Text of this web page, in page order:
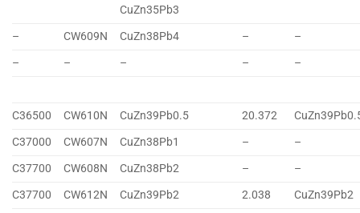
CuZn35Pb3
–
CW609N CuZn38Pb4 –
–
–
– – – –
C36500 CW610N CuZn39Pb0.5 20.372
C37000
CW607N CuZn38Pb1 –
–
C37700
CW608N CuZn38Pb2 –
–
C37700
CW612N CuZn39Pb2 2.038
CuZn39Pb2